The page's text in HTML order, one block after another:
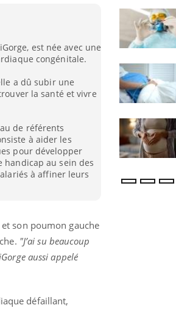
est née avec une
congénitale.
a dû subir une
la santé et vivre
de référents
à aider les
pour développer
handicap au sein des
à affiner leurs
son poumon gauche
"J’ai su beaucoup
aussi appelé
défaillant,
Syndrome métabolique :
quels sont les meilleurs
exercices physiques ?
Comment éviter une otite
pendant les vacances ?